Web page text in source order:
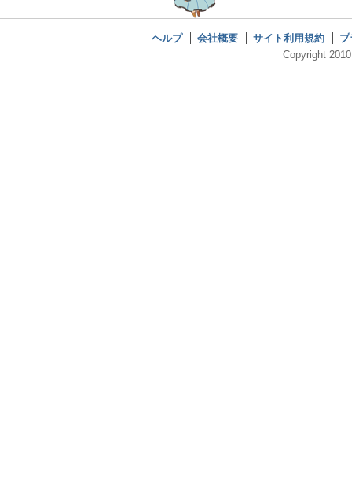
ヘルプ 会社概要 サイト利用規約
Copyright